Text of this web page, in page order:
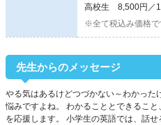
高校生 8,500円／
※全て税込み価格で
先生からのメッセージ
やる気はあるけどつづかない～わかっ
悩みですよね。 わかることとできるこ
を応援します。 小学生の英語では、話